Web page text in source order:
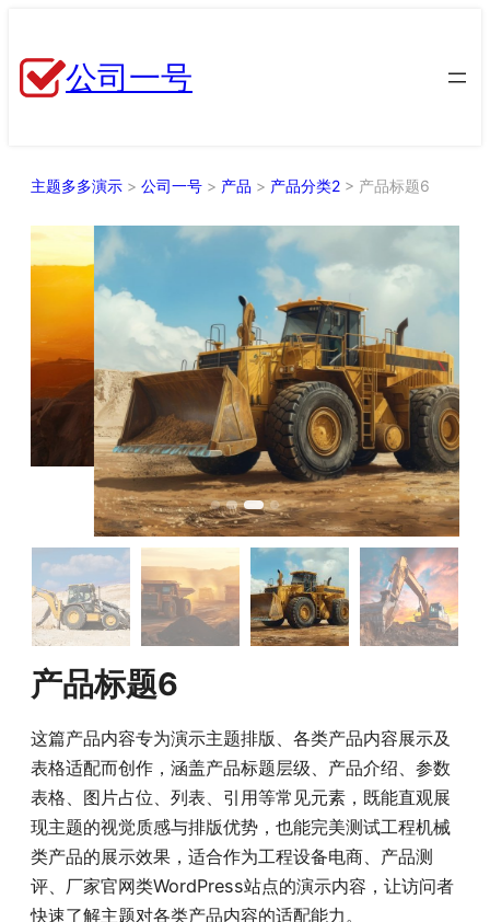
公司一号
主题多多演示 > 公司一号 > 产品 > 产品分类2 > 产品标题6
产品标题6
这篇产品内容专为演示主题排版、各类产品内容展示及
表格适配而创作，涵盖产品标题层级、产品介绍、参数
表格、图片占位、列表、引用等常见元素，既能直观展
现主题的视觉质感与排版优势，也能完美测试工程机械
类产品的展示效果，适合作为工程设备电商、产品测
评、厂家官网类WordPress站点的演示内容，让访问者
快速了解主题对各类产品内容的适配能力。